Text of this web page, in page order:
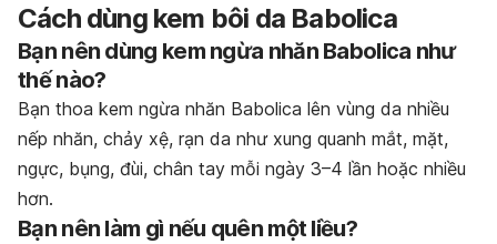
Cách dùng kem bôi da Babolica
Bạn nên dùng kem ngừa nhăn Babolica như
thế nào?
Bạn thoa kem ngừa nhăn Babolica lên vùng da nhiều
nếp nhăn, chảy xệ, rạn da như xung quanh mắt, mặt,
ngực, bụng, đùi, chân tay mỗi ngày 3–4 lần hoặc nhiều
hơn.
Bạn nên làm gì nếu quên một liều?